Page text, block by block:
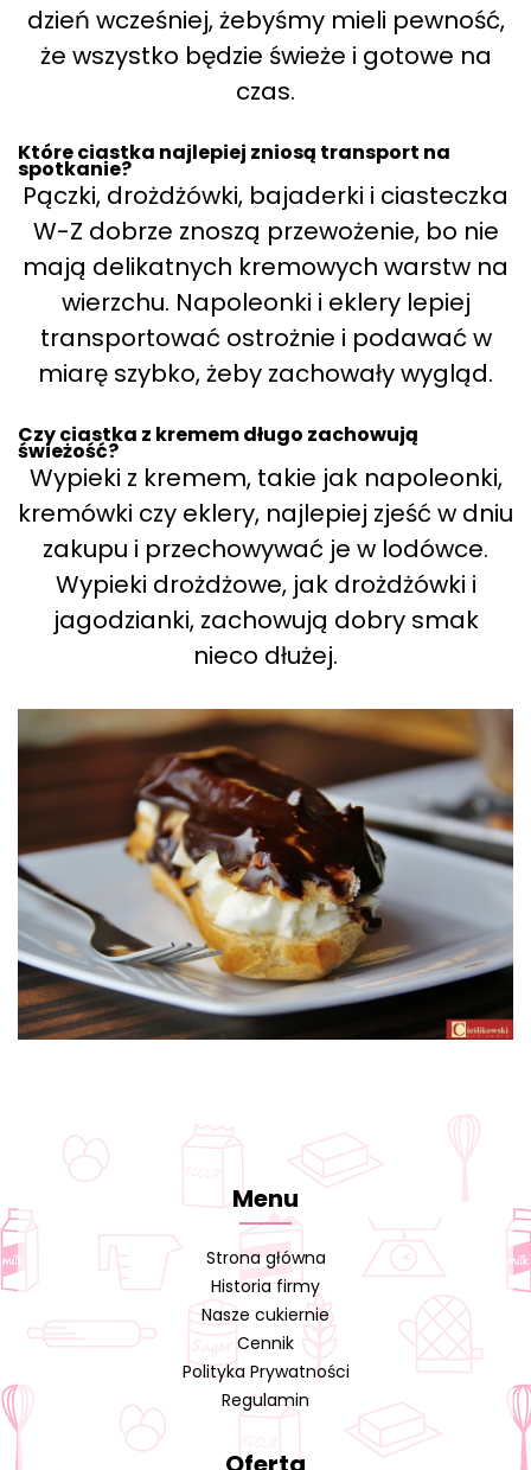
dzień wcześniej, żebyśmy mieli pewność,
że wszystko będzie świeże i gotowe na
czas.
Które ciastka najlepiej zniosą transport na
spotkanie?
Pączki, drożdżówki, bajaderki i ciasteczka
W-Z dobrze znoszą przewożenie, bo nie
mają delikatnych kremowych warstw na
wierzchu. Napoleonki i eklery lepiej
transportować ostrożnie i podawać w
miarę szybko, żeby zachowały wygląd.
Czy ciastka z kremem długo zachowują
świeżość?
Wypieki z kremem, takie jak napoleonki,
kremówki czy eklery, najlepiej zjeść w dniu
zakupu i przechowywać je w lodówce.
Wypieki drożdżowe, jak drożdżówki i
jagodzianki, zachowują dobry smak
nieco dłużej.
Menu
Strona główna
Historia firmy
Nasze cukiernie
Cennik
Polityka Prywatności
Regulamin